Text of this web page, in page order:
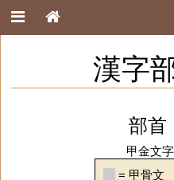
漢字
部首
甲金文字
= 甲骨文